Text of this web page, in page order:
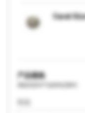
Carat
产品规格